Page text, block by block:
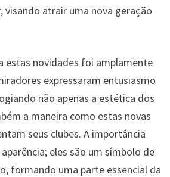
visando atrair uma nova geração
estas novidades foi amplamente
expressaram entusiasmo
não apenas a estética dos
a maneira como estas novas
seus clubes. A importância
eles são um símbolo de
formando uma parte essencial da